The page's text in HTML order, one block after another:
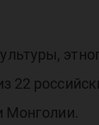
22
Монголии.